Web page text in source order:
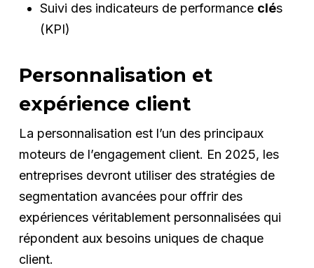
Suivi des indicateurs de performance clés
(KPI)
Personnalisation et
expérience client
La personnalisation est l’un des principaux
moteurs de l’engagement client. En 2025, les
entreprises devront utiliser des stratégies de
segmentation avancées pour offrir des
expériences véritablement personnalisées qui
répondent aux besoins uniques de chaque
client.